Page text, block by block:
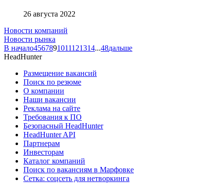
26 августа 2022
Новости компаний
Новости рынка
В начало4567891011121314...48дальше
HeadHunter
Размещение вакансий
Поиск по резюме
О компании
Наши вакансии
Реклама на сайте
Требования к ПО
Безопасный HeadHunter
HeadHunter API
Партнерам
Инвесторам
Каталог компаний
Поиск по вакансиям в Марфовке
Сетка: соцсеть для нетворкинга